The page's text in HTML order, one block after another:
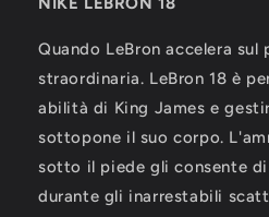
Quando LeBron accelera sul
straordinaria. LeBron 18 è
abilità di King James e
sottopone il suo corpo.
sotto il piede gli consente
durante gli inarrestabili